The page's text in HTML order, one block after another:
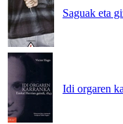
Saguak eta
Idi orgaren